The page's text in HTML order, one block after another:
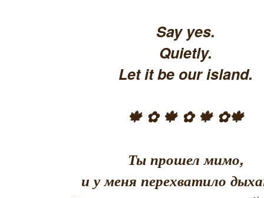
Say yes.
Quietly.
Let it be our island.
🍁 ✿ 🍁 ✿ 🍁 ✿🍁
Ты прошел мимо,
и у меня перехватило